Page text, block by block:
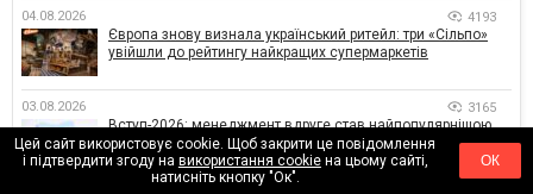
04.08.2026 4193
Європа знову визнала український ритейл: три «Сільпо»
увійшли до рейтингу найкращих супермаркетів
03.08.2026 3165
Вступ-2026: менеджмент вдруге став найпопулярнішою
спеціальністю, а кількість заяв — рекордна за 5 років
Цей сайт використовує cookie. Щоб закрити це повідомлення
і підтвердити згоду на використання cookieна цьому сайті,
натисніть кнопку "Ок".
ОК